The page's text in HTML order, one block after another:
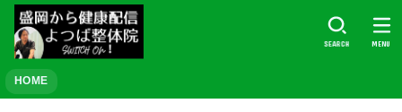
HOME
SEARCH MENU